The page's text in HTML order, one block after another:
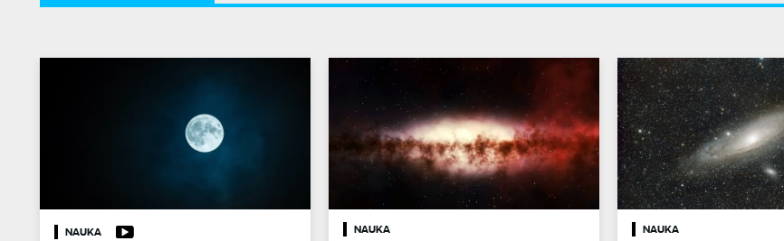
NAUKA NAUKA NAUKA